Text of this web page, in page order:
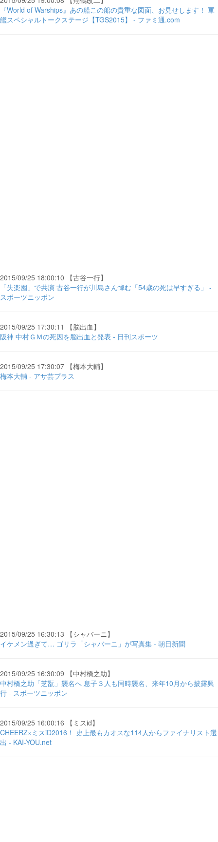
『World of Warships』あの船この船の貴重な図面、お見せします！ 軍
艦スペシャルトークステージ【TGS2015】 - ファミ通.com
2015/09/25 18:00:10 【古谷一行】
「失楽園」で共演 古谷一行が川島さん悼む「54歳の死は早すぎる」 -
スポーツニッポン
2015/09/25 17:30:11 【脳出血】
阪神 中村ＧＭの死因を脳出血と発表 - 日刊スポーツ
2015/09/25 17:30:07 【梅本大輔】
梅本大輔 - アサ芸プラス
2015/09/25 16:30:13 【シャバーニ】
イケメン過ぎて… ゴリラ「シャバーニ」が写真集 - 朝日新聞
2015/09/25 16:30:09 【中村橋之助】
中村橋之助「芝翫」襲名へ 息子３人も同時襲名、来年10月から披露興
行 - スポーツニッポン
2015/09/25 16:00:16 【ミスid】
CHEERZ×ミスiD2016！ 史上最もカオスな114人からファイナリスト選
出 - KAI-YOU.net